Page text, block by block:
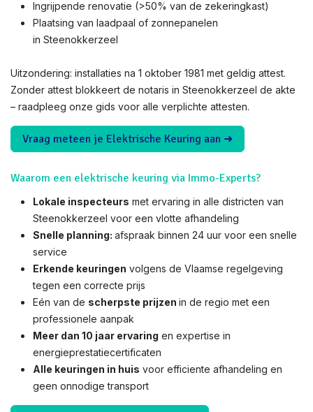
Ingrijpende renovatie (>50% van de zekeringkast)
Plaatsing van laadpaal of zonnepanelen
in Steenokkerzeel
Uitzondering: installaties na 1 oktober 1981 met geldig attest.
Zonder attest blokkeert de notaris in Steenokkerzeel de akte
– raadpleeg onze gids voor alle verplichte attesten.
Vraag meteen je Elektrische Keuring aan ➜
Waarom een elektrische keuring via Immo-Experts?
Lokale inspecteurs met ervaring in alle districten van
Steenokkerzeel voor een vlotte afhandeling
Snelle planning: afspraak binnen 24 uur voor een snelle
service
Erkende keuringen volgens de Vlaamse regelgeving
tegen een correcte prijs
Eén van de scherpste prijzen in de regio met een
professionele aanpak
Meer dan 10 jaar ervaring en expertise in
energieprestatiecertificaten
Alle keuringen in huis voor efficiente afhandeling en
geen onnodige transport